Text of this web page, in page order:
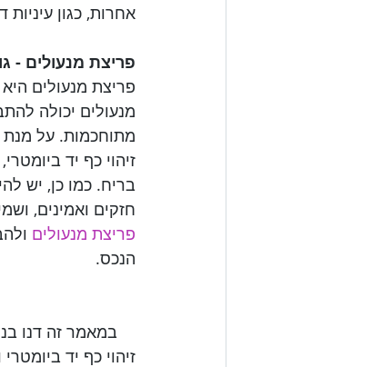
אחרות, כגון
פריצת מנעולים -
פריצת מנעולים
מנעולים יכולה
מתוחכמות. על מנת
זיהוי כף יד
בריח. כמו כן, יש
חזקים ואמינים,
פריצת מנעולים
הנכס.
במאמר זה